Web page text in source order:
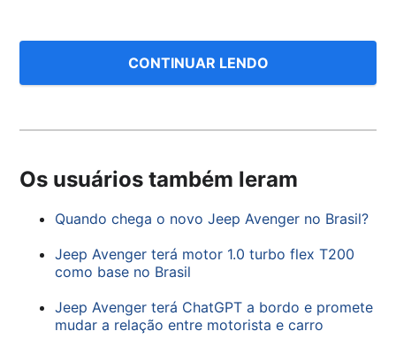
CONTINUAR LENDO
Os usuários também leram
Quando chega o novo Jeep Avenger no Brasil?
Jeep Avenger terá motor 1.0 turbo flex T200
como base no Brasil
Jeep Avenger terá ChatGPT a bordo e promete
mudar a relação entre motorista e carro